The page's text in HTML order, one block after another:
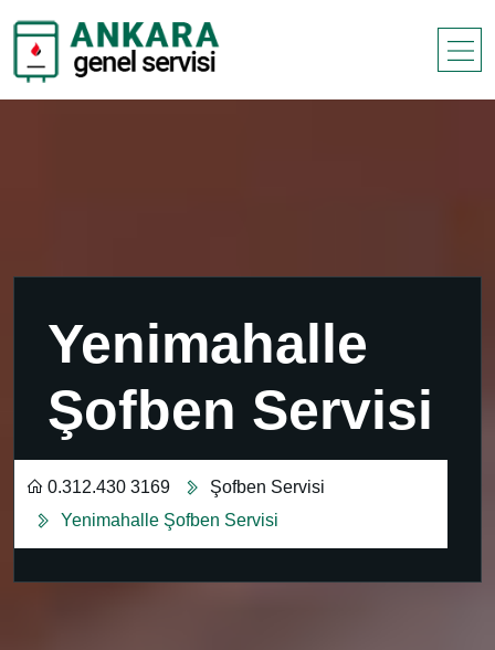
Yenimahalle
Şofben Servisi
0.312.430 3169
Şofben Servisi
Yenimahalle Şofben Servisi